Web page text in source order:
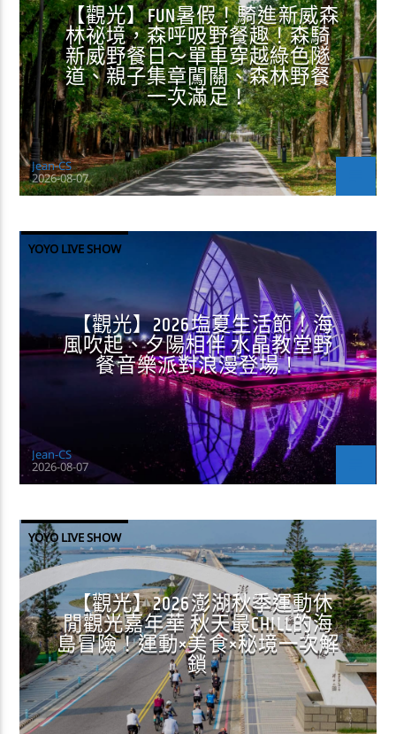
【觀光】FUN暑假！騎進新威森
林祕境，森呼吸野餐趣！森騎
新威野餐日～單車穿越綠色隧
道、親子集章闖關、森林野餐
一次滿足！
Jean-CS
2026-08-07
YOYO LIVE SHOW
【觀光】2026塩夏生活節！海
風吹起、夕陽相伴 水晶教堂野
餐音樂派對浪漫登場！
Jean-CS
2026-08-07
YOYO LIVE SHOW
【觀光】2026澎湖秋季運動休
閒觀光嘉年華 秋天最CHILL的海
島冒險！運動×美食×秘境一次解
鎖